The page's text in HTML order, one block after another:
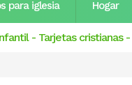
para iglesia Hogar
- Tarjetas cristianas -